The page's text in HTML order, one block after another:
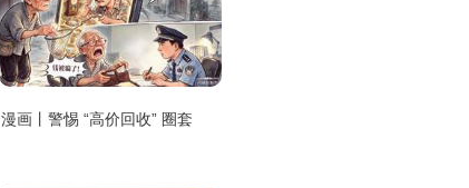
漫画丨警惕 “高价回收” 圈套